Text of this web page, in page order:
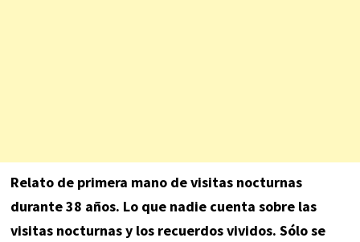
Relato de primera mano de visitas nocturnas
durante 38 años. Lo que nadie cuenta sobre las
visitas nocturnas y los recuerdos vividos. Sólo se